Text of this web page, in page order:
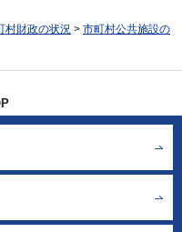
村財政の状況 > 市町村公共施設の